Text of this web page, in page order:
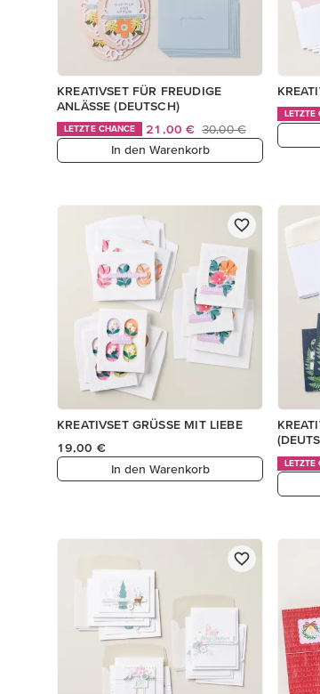
KREATIVSET FÜR FREUDIGE
ANLÄSSE (DEUTSCH)
LETZTE CHANCE 21,00 € 30,00 €
In den Warenkorb
LETZTE
KREATIVSET GRÜSSE MIT LIEBE
19,00 €
In den Warenkorb
LETZTE